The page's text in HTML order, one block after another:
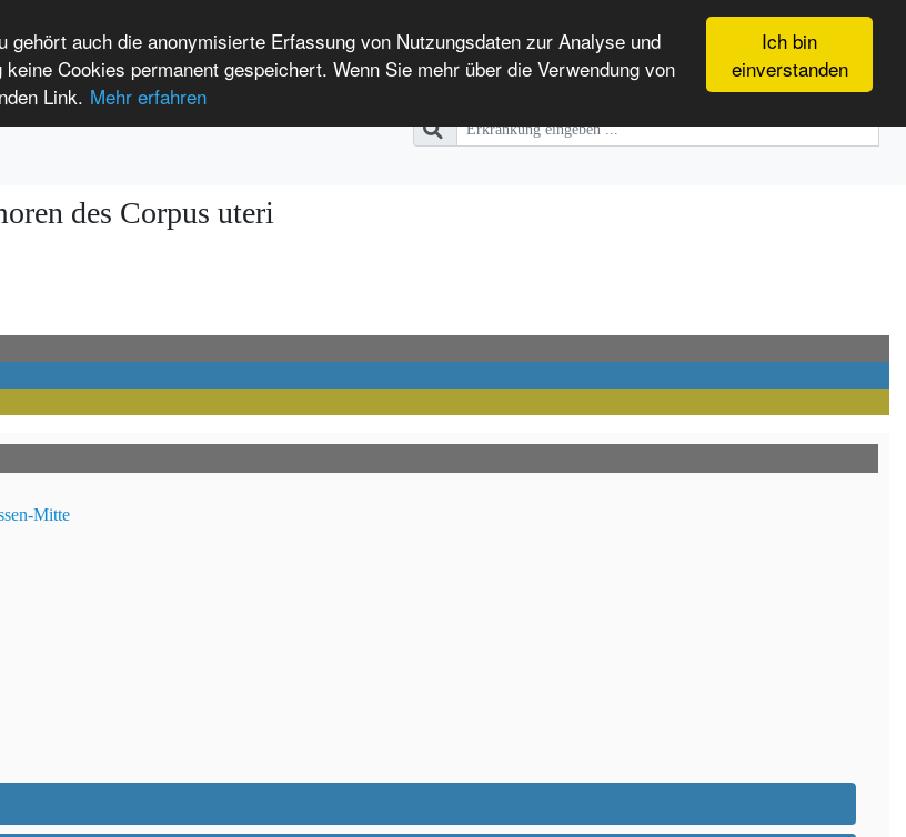
Ich bin
einverstanden
auch die anonymisierte Erfassung von Nutzungsdaten zur Analyse und
Cookies permanent gespeichert. Wenn Sie mehr über die Verwendung von
Link. Mehr erfahren
Erkrankungen
Leichte Sprache International Patients
des Corpus uteri
Mitte